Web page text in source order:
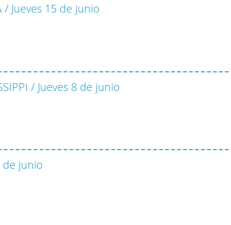
/ Jueves 15 de junio
/ Jueves 8 de junio
de junio